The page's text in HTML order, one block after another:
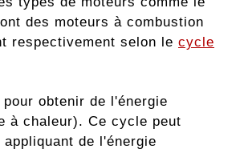
des moteurs à combustion
respectivement selon le cycle
obtenir de l'énergie
à chaleur). Ce cycle peut
de l'énergie